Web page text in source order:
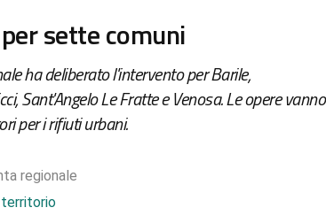
sette comuni
ha deliberato l'intervento per Barile,
Sant'Angelo Le Fratte e Venosa. Le opere vanno
per i rifiuti urbani.
regionale